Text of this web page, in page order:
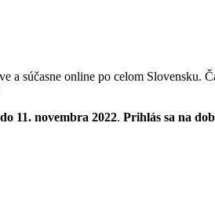
a súčasne online po celom Slovensku.
11. novembra 2022. Prihlás sa na